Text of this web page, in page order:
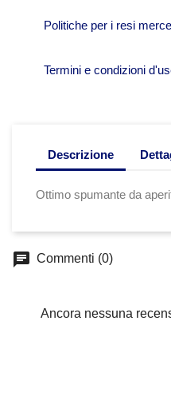
Politiche per i resi merce
Termini e condizioni
Descrizione
Ottimo spumante da
chat Commenti (0)
Ancora nessuna